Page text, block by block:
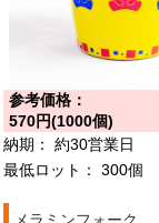
参考価格：
570円(1000個)
納期：
約30営業日
最低ロット：
300個
メラミンフォーク